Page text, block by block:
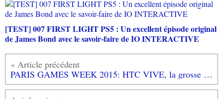
[TEST] 007 FIRST LIGHT PS5 : Un excellent épisode original
de James Bond avec le savoir-faire de IO INTERACTIVE
PARIS GAMES WEEK 2015: HTC VIVE, la grosse claque et le coup de coeur du salon!